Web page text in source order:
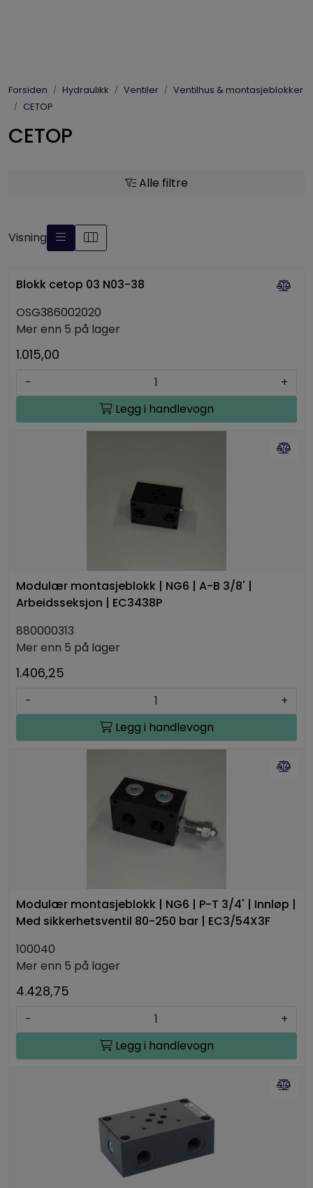
Forsiden Hydraulikk Ventiler
Ventilhus & montasjeblokker
CETOP
CETOP
Alle filtre
Visning
Blokk cetop 03 N03-38
OSG386002020
Mer enn 5 på lager
1.015,00
-
+
Legg i handlevogn
Modulær montasjeblokk | NG6 | A-B 3/8' |
Arbeidsseksjon | EC3438P
880000313
Mer enn 5 på lager
1.406,25
-
+
Legg i handlevogn
Modulær montasjeblokk | NG6 | P-T 3/4' | Innløp |
Med sikkerhetsventil 80-250 bar | EC3/54X3F
100040
Mer enn 5 på lager
4.428,75
-
+
Legg i handlevogn
Enerpac
Hydraulikk